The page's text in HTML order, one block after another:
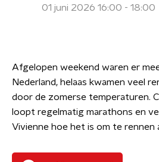
01 juni 2026 16:00 - 18:00
Afgelopen weekend waren er
Nederland, helaas kwamen veel
door de zomerse temperaturen.
loopt regelmatig marathons en
Vivienne hoe het is om te rennen